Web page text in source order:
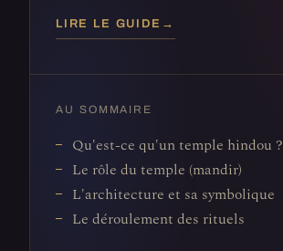
LIRE LE GUIDE →
AU SOMMAIRE
Qu'est-ce qu'un temple hindou ?
Le rôle du temple (mandir)
L'architecture et sa symbolique
Le déroulement des rituels